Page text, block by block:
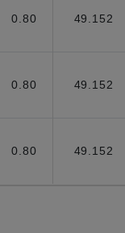
0.80 49.152
0.80 49.152
0.80 49.152